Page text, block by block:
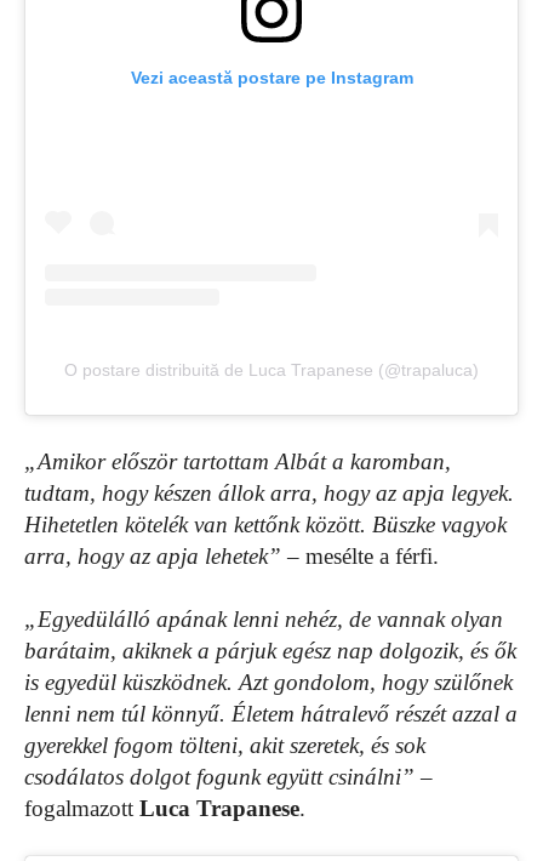
Vezi această postare pe Instagram
O postare distribuită de Luca Trapanese (@trapaluca)
„Amikor először tartottam Albát a karomban,
tudtam, hogy készen állok arra, hogy az apja legyek.
Hihetetlen kötelék van kettőnk között. Büszke vagyok
arra, hogy az apja lehetek” – mesélte a férfi.
„Egyedülálló apának lenni nehéz, de vannak olyan
barátaim, akiknek a párjuk egész nap dolgozik, és ők
is egyedül küszködnek. Azt gondolom, hogy szülőnek
lenni nem túl könnyű. Életem hátralevő részét azzal a
gyerekkel fogom tölteni, akit szeretek, és sok
csodálatos dolgot fogunk együtt csinálni” –
fogalmazott Luca Trapanese.